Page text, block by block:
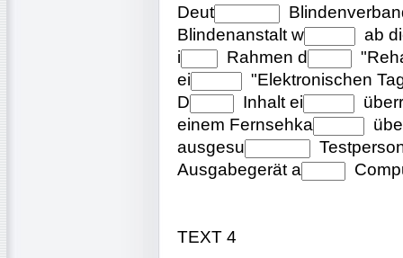
Deut
Blindenanstalt w ab
i
Rahmen d
ei
"Elektronischen
D
Inhalt ei
einem Fernsehka
ausgesu
Ausgabegerät a
TEXT 4